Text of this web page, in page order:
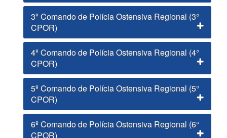
3º Comando de Polícia Ostensiva Regional (3°
CPOR)
4º Comando de Polícia Ostensiva Regional (4°
CPOR)
5º Comando de Polícia Ostensiva Regional (5°
CPOR)
6º Comando de Polícia Ostensiva Regional (6°
CPOR)